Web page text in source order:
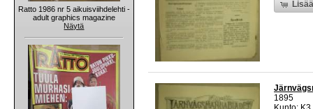
Ratto 1986 nr 5 aikuisviihdelehti -
adult graphics magazine
Näytä
1895